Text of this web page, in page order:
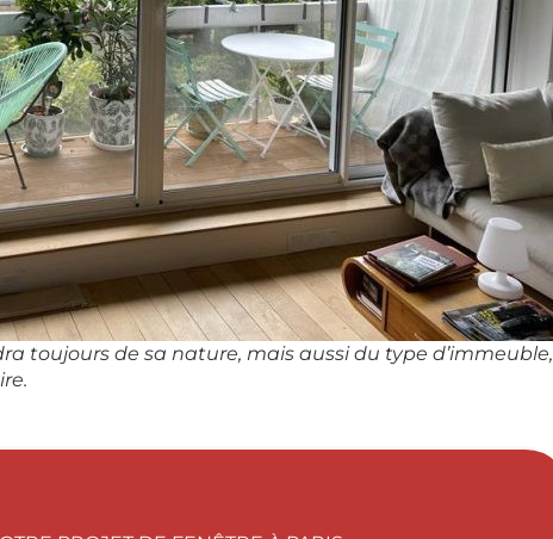
toujours de sa nature, mais aussi du type d’immeuble,